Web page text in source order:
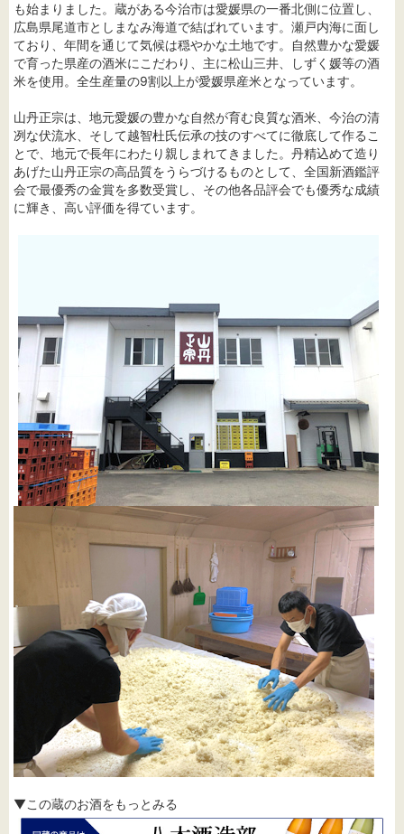
も始まりました。蔵がある今治市は愛媛県の一番北側に位置し、
広島県尾道市としまなみ海道で結ばれています。瀬戸内海に面し
ており、年間を通じて気候は穏やかな土地です。自然豊かな愛媛
で育った県産の酒米にこだわり、主に松山三井、しずく媛等の酒
米を使用。全生産量の9割以上が愛媛県産米となっています。
山丹正宗は、地元愛媛の豊かな自然が育む良質な酒米、今治の清
冽な伏流水、そして越智杜氏伝承の技のすべてに徹底して作るこ
とで、地元で長年にわたり親しまれてきました。丹精込めて造り
あげた山丹正宗の高品質をうらづけるものとして、全国新酒鑑評
会で最優秀の金賞を多数受賞し、その他各品評会でも優秀な成績
に輝き、高い評価を得ています。
▼この蔵のお酒をもっとみる